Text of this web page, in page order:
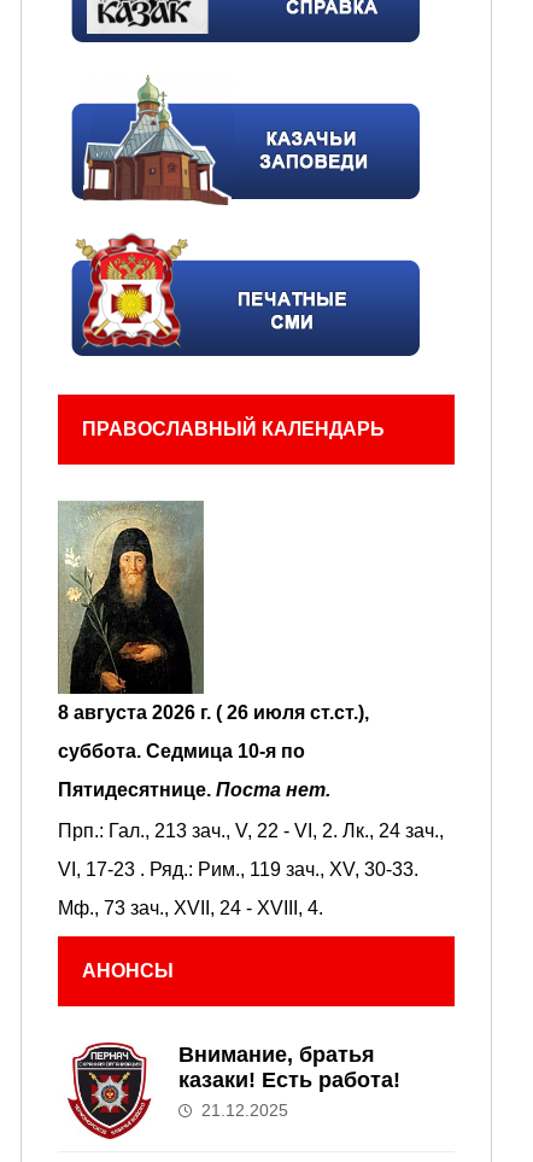
ПРАВОСЛАВНЫЙ КАЛЕНДАРЬ
8 августа 2026 г. ( 26 июля ст.ст.),
суббота. Седмица 10-я по
Пятидесятнице. Поста нет.
Прп.: Гал., 213 зач., V, 22 - VI, 2. Лк., 24 зач.,
VI, 17-23 . Ряд.: Рим., 119 зач., XV, 30-33.
Мф., 73 зач., XVII, 24 - XVIII, 4.
АНОНСЫ
Внимание, братья
казаки! Есть работа!
21.12.2025